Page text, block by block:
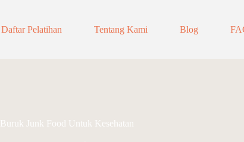
Daftar Pelatihan Tentang Kami Blog
Junk Food Untuk Kesehatan